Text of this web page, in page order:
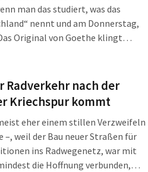
man das studiert, was das
nennt und am Donnerstag,
Original von Goethe klingt
Land wird, in dem Geld Politik
meinen könnte.
Radverkehr nach der
Kriechspur kommt
eher einem stillen Verzweifeln
weil der Bau neuer Straßen für
ins Radwegenetz, war mit
die Hoffnung verbunden,